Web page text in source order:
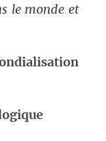
le monde et